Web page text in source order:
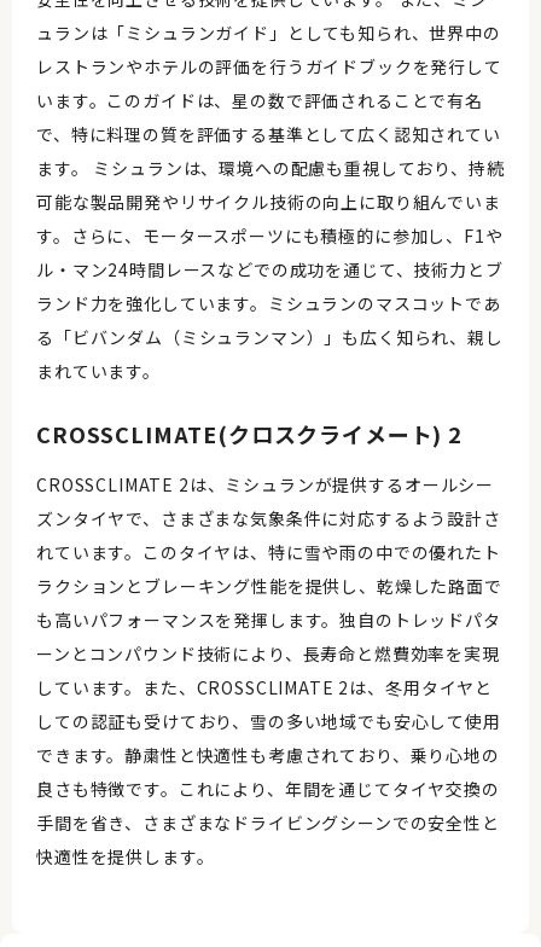
ュランは「ミシュランガイド」としても知られ、世界中の
レストランやホテルの評価を行うガイドブックを発行して
います。このガイドは、星の数で評価されることで有名
で、特に料理の質を評価する基準として広く認知されてい
ます。 ミシュランは、環境への配慮も重視しており、持続
可能な製品開発やリサイクル技術の向上に取り組んでいま
す。さらに、モータースポーツにも積極的に参加し、F1や
ル・マン24時間レースなどでの成功を通じて、技術力とブ
ランド力を強化しています。ミシュランのマスコットであ
る「ビバンダム（ミシュランマン）」も広く知られ、親し
まれています。
CROSSCLIMATE(クロスクライメート) 2
CROSSCLIMATE 2は、ミシュランが提供するオールシー
ズンタイヤで、さまざまな気象条件に対応するよう設計さ
れています。このタイヤは、特に雪や雨の中での優れたト
ラクションとブレーキング性能を提供し、乾燥した路面で
も高いパフォーマンスを発揮します。独自のトレッドパタ
ーンとコンパウンド技術により、長寿命と燃費効率を実現
しています。また、CROSSCLIMATE 2は、冬用タイヤと
しての認証も受けており、雪の多い地域でも安心して使用
できます。静粛性と快適性も考慮されており、乗り心地の
良さも特徴です。これにより、年間を通じてタイヤ交換の
手間を省き、さまざまなドライビングシーンでの安全性と
快適性を提供します。